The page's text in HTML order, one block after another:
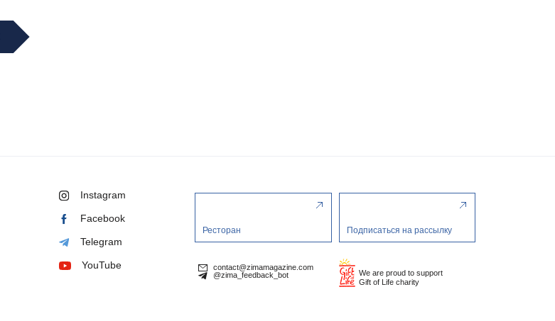
Instagram
Facebook
Telegram
YouTube
Ресторан Подписаться на рассылку
contact@zimamagazine.com
@zima_feedback_bot
We are proud to support
Gift of Life charity